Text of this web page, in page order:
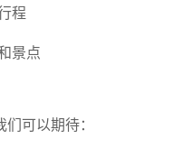
程
景点
可以期待：